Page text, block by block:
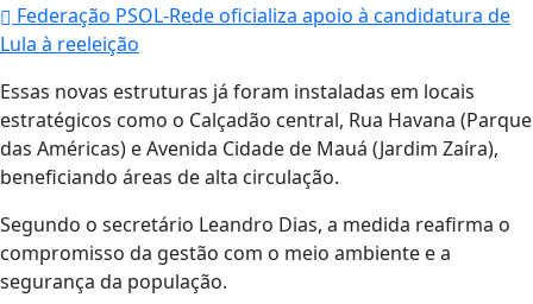
Federação PSOL-Rede oficializa apoio à candidatura de
Lula à reeleição
Essas novas estruturas já foram instaladas em locais
estratégicos como o Calçadão central, Rua Havana (Parque
das Américas) e Avenida Cidade de Mauá (Jardim Zaíra),
beneficiando áreas de alta circulação.
Segundo o secretário Leandro Dias, a medida reafirma o
compromisso da gestão com o meio ambiente e a
segurança da população.